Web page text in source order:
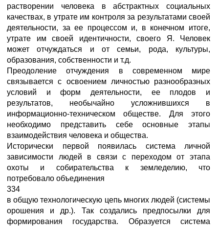
растворении человека в абстрактных социальных
качествах, в утрате им контроля за результатами своей
деятельности, за ее процессом и, в конечном итоге,
утрате им своей идентичности, своего Я. Человек
может отчуждаться и от семьи, рода, культуры,
образования, собственности и т.д.
Преодоление отчуждения в современном мире
связывается с освоением личностью разнообразных
условий и форм деятельности, ее плодов и
результатов, необычайно усложнившихся в
информационно-техническом обществе. Для этого
необходимо представить себе основные этапы
взаимодействия человека и общества.
Исторически первой появилась система личной
зависимости людей в связи с переходом от этапа
охоты и собирательства к земледелию, что
потребовало объединения
334
в общую технологическую цепь многих людей (системы
орошения и др.). Так создались предпосылки для
формирования государства. Образуется система